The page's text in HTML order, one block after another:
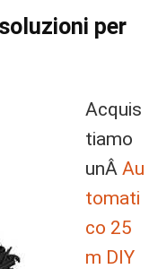
per
Acquis
tiamo
unÂ Au
tomati
co 25
m DIY